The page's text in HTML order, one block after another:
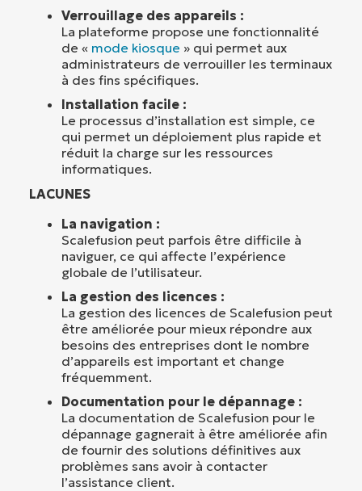
Verrouillage des appareils :
La plateforme propose une fonctionnalité
de « mode kiosque » qui permet aux
administrateurs de verrouiller les terminaux
à des fins spécifiques.
Installation facile :
Le processus d’installation est simple, ce
qui permet un déploiement plus rapide et
réduit la charge sur les ressources
informatiques.
LACUNES
La navigation :
Scalefusion peut parfois être difficile à
naviguer, ce qui affecte l’expérience
globale de l’utilisateur.
La gestion des licences :
La gestion des licences de Scalefusion peut
être améliorée pour mieux répondre aux
besoins des entreprises dont le nombre
d’appareils est important et change
fréquemment.
Documentation pour le dépannage :
La documentation de Scalefusion pour le
dépannage gagnerait à être améliorée afin
de fournir des solutions définitives aux
problèmes sans avoir à contacter
l’assistance client.